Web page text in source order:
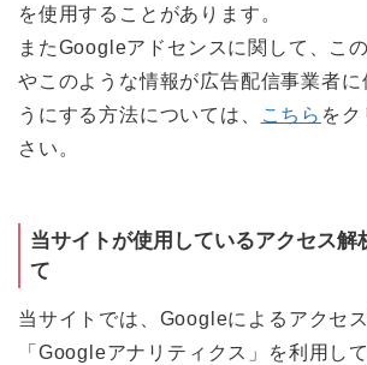
を使用することがあります。
またGoogleアドセンスに関して、こ
やこのような情報が広告配信事業者に
うにする方法については、
こちら を
さい。
当サイトが使用しているアクセス解
て
当サイトでは、Googleによるアクセ
「Googleアナリティクス」を利用し